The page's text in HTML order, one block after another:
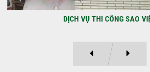
DỰ ÁN BAO GỒM TRỆT, 3 LẦU VÀ SÂN